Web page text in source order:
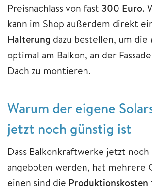
Preisnachlass von fast 300 Euro.
kann im Shop außerdem direkt
Halterung dazu bestellen, um die
optimal am Balkon, an der
Dach zu montieren.
Warum der eigene
jetzt noch günstig ist
Dass Balkonkraftwerke jetzt noch
angeboten werden, hat mehrere
einen sind die Produktionskosten